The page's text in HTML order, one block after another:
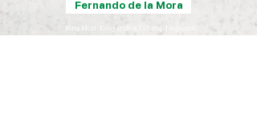
Fernando de la Mora
Ruta Mcal. Estigarribia 115 esq. Boquerón.